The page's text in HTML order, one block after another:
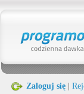
Zaloguj się